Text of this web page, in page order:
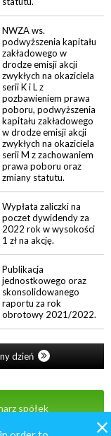
NWZA ws.
podwyższenia kapitału
zakładowego w
drodze emisji akcji
zwykłych na okaziciela
serii K i L z
pozbawieniem prawa
poboru, podwyższenia
kapitału zakładowego
w drodze emisji akcji
zwykłych na okaziciela
serii M z zachowaniem
prawa poboru oraz
zmiany statutu.
Wypłata zaliczki na
poczet dywidendy za
2022 rok w wysokości
1 zł na akcję.
Publikacja
jednostkowego oraz
skonsolidowanego
raportu za rok
obrotowy 2021/2022.
dzień
spółek